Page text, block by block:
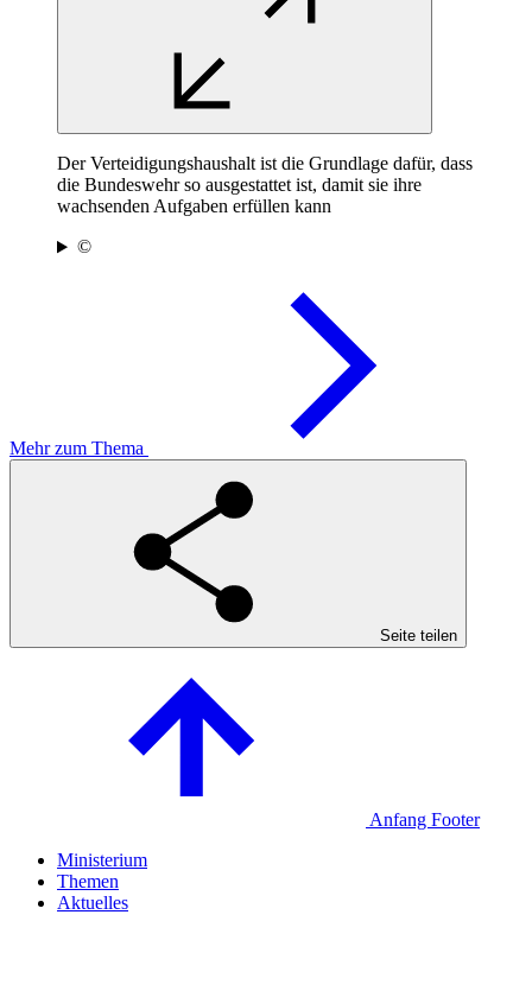
Der Verteidigungshaushalt ist die Grundlage dafür, dass
die Bundeswehr so ausgestattet ist, damit sie ihre
wachsenden Aufgaben erfüllen kann
©
Mehr zum Thema
Seite teilen
Anfang Footer
Ministerium
Themen
Aktuelles